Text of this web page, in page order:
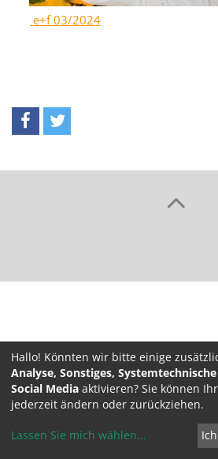
e+f 03/2024
Hallo! Könnten wir bitte einige
Analyse, Sonstiges,
Social Media aktivieren? Sie können
jederzeit ändern oder zurückziehen.
Lassen Sie mich wählen...